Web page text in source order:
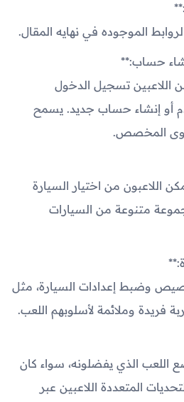
الموجوده في نهايه المقال.
اللاعبين تسجيل الدخول
أو إنشاء حساب جديد. يسمح
المخصص.
اللاعبون من اختيار السيارة
متنوعة من السيارات
وضبط إعدادات السيارة، مثل
فريدة وملائمة لأسلوبهم اللعب.
اللعب الذي يفضلونه، سواء كان
المتعددة اللاعبين عبر